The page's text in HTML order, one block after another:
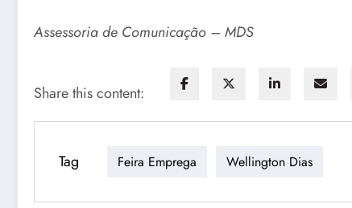
Assessoria de Comunicação – MDS
Share this content:
Tag Feira Emprega Wellington Dias